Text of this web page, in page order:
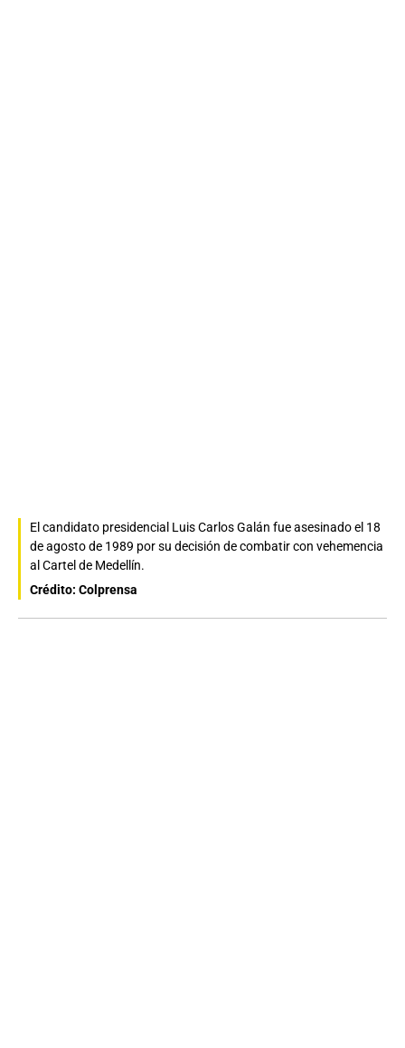
El candidato presidencial Luis Carlos Galán fue asesinado el 18
de agosto de 1989 por su decisión de combatir con vehemencia
al Cartel de Medellín.
Crédito: Colprensa